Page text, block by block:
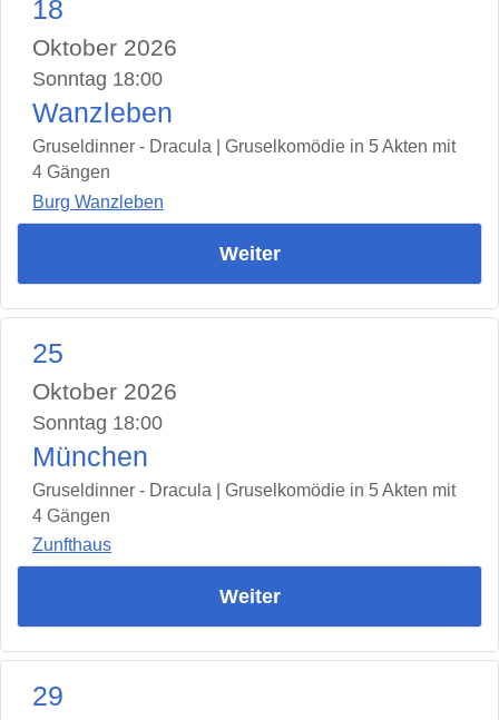
18
Oktober 2026
Sonntag 18:00
Wanzleben
Gruseldinner - Dracula | Gruselkomödie in 5 Akten mit
4 Gängen
Burg Wanzleben
Weiter
25
Oktober 2026
Sonntag 18:00
München
Gruseldinner - Dracula | Gruselkomödie in 5 Akten mit
4 Gängen
Zunfthaus
Weiter
29